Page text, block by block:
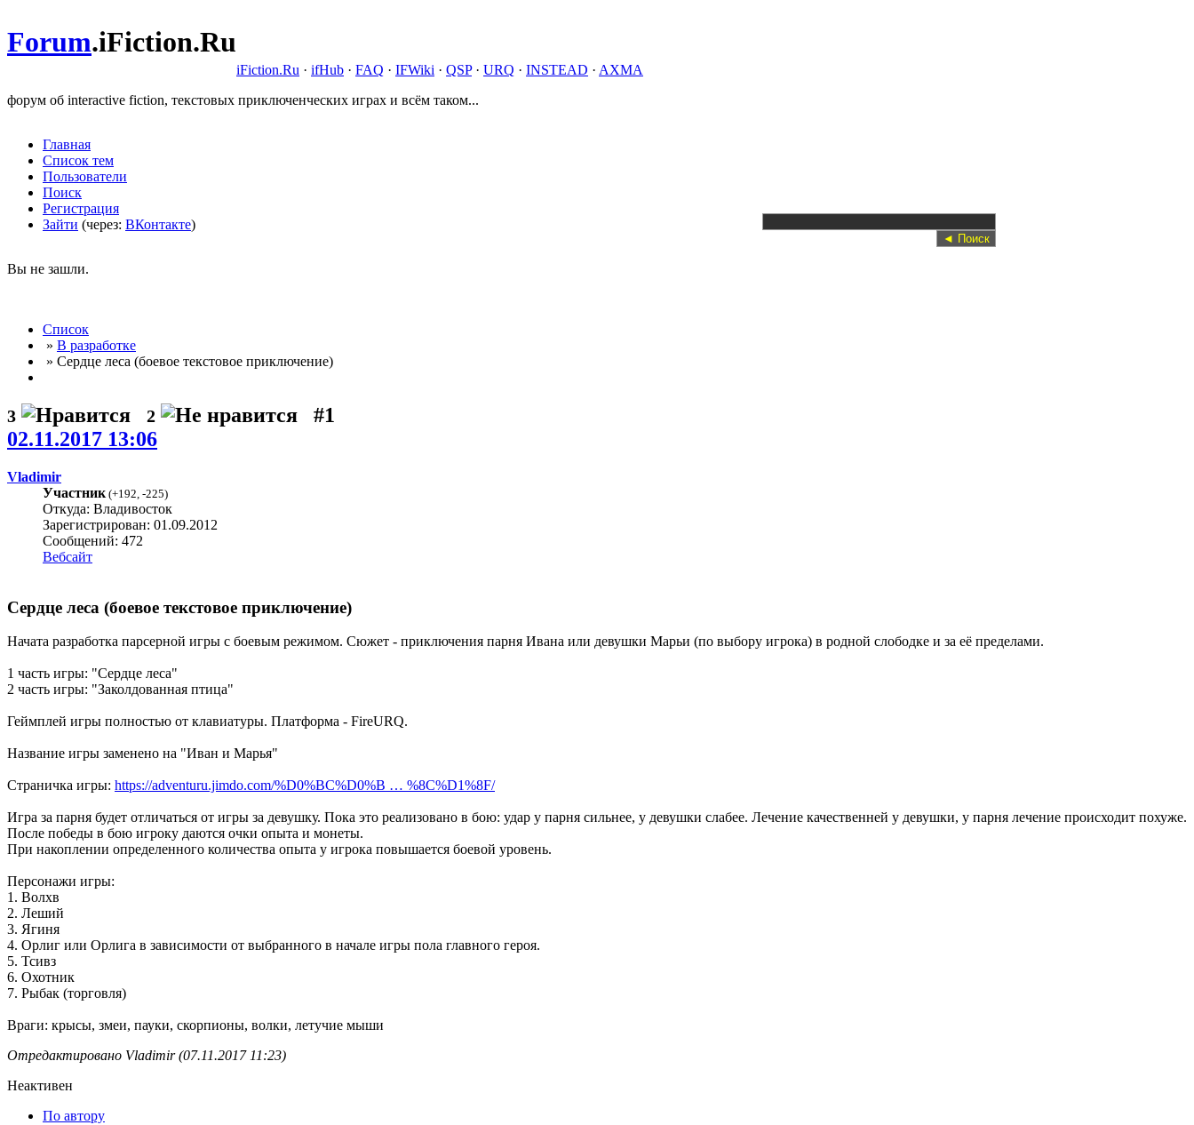
Forum.iFiction.Ru
iFiction.Ru · ifHub · FAQ · IFWiki · QSP· URQ · INSTEAD · AXMA
форум об interactive fiction, текстовых приключенческих играх и всём таком...
Главная
Список тем
Пользователи
Поиск
Регистрация
Зайти (через: ВКонтакте)
Вы не зашли.
Список
» В разработке
» Сердце леса (боевое текстовое приключение)
3 2
#1
02.11.2017 13:06
Vladimir
Участник (+192 -225)
Откуда: Владивосток
Зарегистрирован: 01.09.2012
Сообщений: 472
Вебсайт
Сердце леса (боевое текстовое приключение)
Начата разработка парсерной игры с боевым режимом. Сюжет - приключения парня Ивана или девушки Марьи (по выбору игрока) в родной слободке и за её пределами.
1 часть игры: "Сердце леса"
2 часть игры: "Заколдованная птица"
Геймплей игры полностью от клавиатуры. Платформа - FireURQ.
Название игры заменено на "Иван и Марья"
Страничка игры: https://adventuru.jimdo.com/%D0%BC%D0%B … %8C%D1%8F/
Игра за парня будет отличаться от игры за девушку. Пока это реализовано в бою: удар у парня сильнее, у девушки слабее. Лечение качественней у девушки, у парня лечение происходит похуже.
После победы в бою игроку даются очки опыта и монеты.
При накоплении определенного количества опыта у игрока повышается боевой уровень.
Персонажи игры:
1. Волхв
2. Леший
3. Ягиня
4. Орлиг или Орлига в зависимости от выбранного в начале игры пола главного героя.
5. Тсивз
6. Охотник
7. Рыбак (торговля)
Враги: крысы, змеи, пауки, скорпионы, волки, летучие мыши
Отредактировано Vladimir (07.11.2017 11:23)
Неактивен
По автору